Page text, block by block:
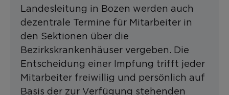
Landesleitung in Bozen werden auch
dezentrale Termine für Mitarbeiter in
den Sektionen über die
Bezirkskrankenhäuser vergeben. Die
Entscheidung einer Impfung trifft jeder
Mitarbeiter freiwillig und persönlich auf
Basis der zur Verfügung stehenden